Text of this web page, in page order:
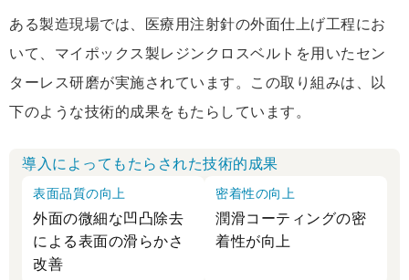
ある製造現場では、医療用注射針の外面仕上げ工程にお
いて、マイポックス製レジンクロスベルトを用いたセン
ターレス研磨が実施されています。この取り組みは、以
下のような技術的成果をもたらしています。
導入によってもたらされた技術的成果
表面品質の向上
外面の微細な凹凸除去
による表面の滑らかさ
改善
密着性の向上
潤滑コーティングの密
着性が向上